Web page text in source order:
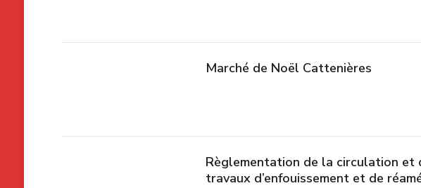
Marché de Noël Cattenières
Règlementation de la circulation et
travaux d’enfouissement et de